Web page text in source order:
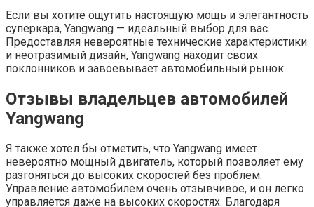
Если вы хотите ощутить настоящую мощь и элегантность
суперкара, Yangwang — идеальный выбор для вас.
Предоставляя невероятные технические характеристики
и неотразимый дизайн, Yangwang находит своих
поклонников и завоевывает автомобильный рынок.
Отзывы владельцев автомобилей
Yangwang
Я также хотел бы отметить, что Yangwang имеет
невероятно мощный двигатель, который позволяет ему
разгоняться до высоких скоростей без проблем.
Управление автомобилем очень отзывчивое, и он легко
управляется даже на высоких скоростях. Благодаря